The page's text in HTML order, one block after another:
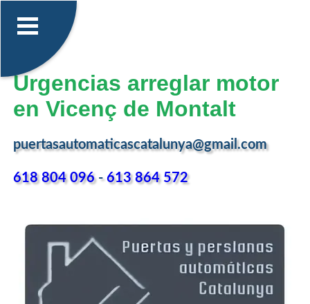
Urgencias arreglar motor
en Vicenç de Montalt
puertasautomaticascatalunya@gmail.com
618 804 096-613 864 572